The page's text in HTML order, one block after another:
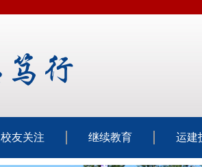
校友关注 继续教育 运建